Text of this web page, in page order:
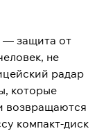
— защита от
не
радар
которые
возвращаются
компакт-диск